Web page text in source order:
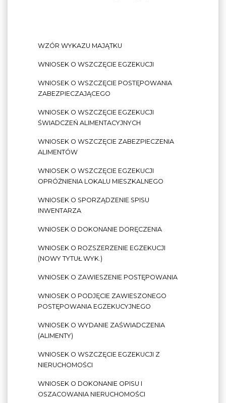
WZÓR WYKAZU MAJĄTKU
WNIOSEK O WSZCZĘCIE EGZEKUCJI
WNIOSEK O WSZCZĘCIE POSTĘPOWANIA
ZABEZPIECZAJĄCEGO
WNIOSEK O WSZCZĘCIE EGZEKUCJI
ŚWIADCZEŃ ALIMENTACYJNYCH
WNIOSEK O WSZCZĘCIE ZABEZPIECZENIA
ALIMENTÓW
WNIOSEK O WSZCZĘCIE EGZEKUCJI
OPRÓŻNIENIA LOKALU MIESZKALNEGO
WNIOSEK O SPORZĄDZENIE SPISU
INWENTARZA
WNIOSEK O DOKONANIE DORĘCZENIA
WNIOSEK O ROZSZERZENIE EGZEKUCJI
(NOWY TYTUŁ WYK.)
WNIOSEK O ZAWIESZENIE POSTĘPOWANIA
WNIOSEK O PODJĘCIE ZAWIESZONEGO
POSTĘPOWANIA EGZEKUCYJNEGO
WNIOSEK O WYDANIE ZAŚWIADCZENIA
(ALIMENTY)
WNIOSEK O WSZCZĘCIE EGZEKUCJI Z
NIERUCHOMOŚCI
WNIOSEK O DOKONANIE OPISU I
OSZACOWANIA NIERUCHOMOŚCI